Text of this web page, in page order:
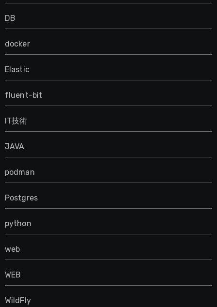
DB
docker
Elastic
fluent-bit
IT技術
JAVA
podman
Postgres
python
web
WEB
WildFly